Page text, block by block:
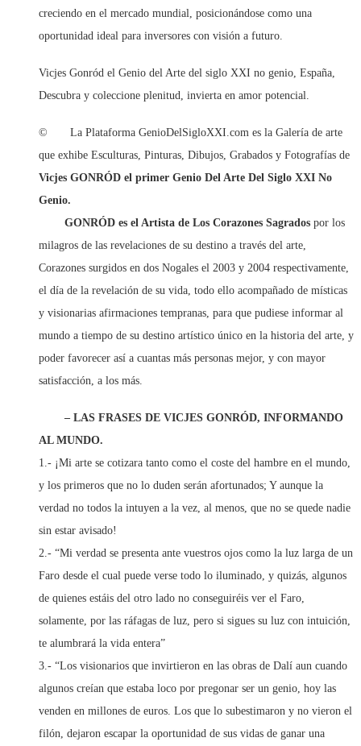
creciendo en el mercado mundial, posicionándose como una
oportunidad ideal para inversores con visión a futuro.
Vicjes Gonród el Genio del Arte del siglo XXI no genio, España,
Descubra y coleccione plenitud, invierta en amor potencial.
© La Plataforma GenioDelSigloXXI.com es la Galería de arte
que exhibe Esculturas, Pinturas, Dibujos, Grabados y Fotografías de
Vicjes GONRÓD el primer Genio Del Arte Del Siglo XXI No
Genio.
GONRÓD es el Artista de Los Corazones Sagrados por los
milagros de las revelaciones de su destino a través del arte,
Corazones surgidos en dos Nogales el 2003 y 2004 respectivamente,
el día de la revelación de su vida, todo ello acompañado de místicas
y visionarias afirmaciones tempranas, para que pudiese informar al
mundo a tiempo de su destino artístico único en la historia del arte, y
poder favorecer así a cuantas más personas mejor, y con mayor
satisfacción, a los más.
– LAS FRASES DE VICJES GONRÓD, INFORMANDO
AL MUNDO.
1.- ¡Mi arte se cotizara tanto como el coste del hambre en el mundo,
y los primeros que no lo duden serán afortunados; Y aunque la
verdad no todos la intuyen a la vez, al menos, que no se quede nadie
sin estar avisado!
2.- “Mi verdad se presenta ante vuestros ojos como la luz larga de un
Faro desde el cual puede verse todo lo iluminado, y quizás, algunos
de quienes estáis del otro lado no conseguiréis ver el Faro,
solamente, por las ráfagas de luz, pero si sigues su luz con intuición,
te alumbrará la vida entera”
3.- “Los visionarios que invirtieron en las obras de Dalí aun cuando
algunos creían que estaba loco por pregonar ser un genio, hoy las
venden en millones de euros. Los que lo subestimaron y no vieron el
filón, dejaron escapar la oportunidad de sus vidas de ganar una